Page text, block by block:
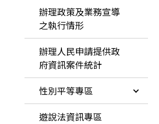
辦理政策及業務宣導
之執行情形
辦理人民申請提供政
府資訊案件統計
性別平等專區
遊說法資訊專區